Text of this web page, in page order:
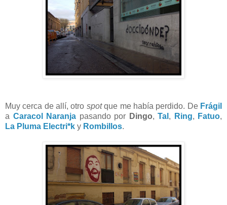
Muy cerca de allí, otro spotque me había perdido. De Frágil
a Caracol Naranja pasando por Dingo, Tal , Ring, Fatuo,
La Pluma Electri*k y Rombillos.